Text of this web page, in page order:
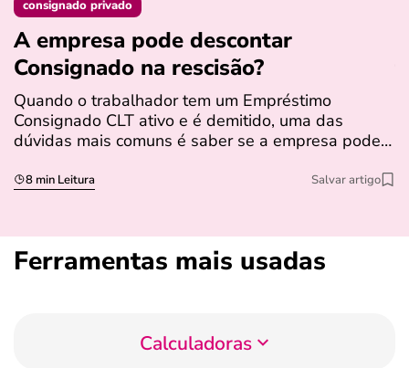
consignado privado
A empresa pode descontar
Consignado na rescisão​?
Quando o trabalhador tem um Empréstimo
Consignado CLT ativo e é demitido, uma das
dúvidas mais comuns é saber se a empresa pode…
8 min Leitura Salvar artigo
Ferramentas mais usadas
Calculadoras